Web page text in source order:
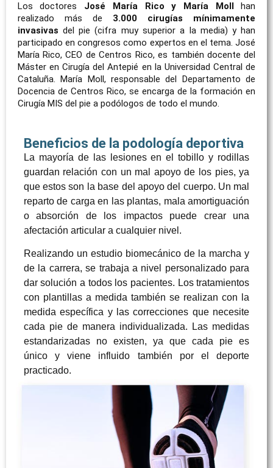
Los doctores José María Rico y María Moll
han
realizado más de 3.000 cirugías mínimamente
invasivas del pie (cifra muy superior a la media) y han
participado en congresos como expertos en el tema. José
María Rico, CEO de Centros Rico, es también docente del
Máster en Cirugía del Antepié en la Universidad Central de
Cataluña. María Moll, responsable del Departamento de
Docencia de Centros Rico, se encarga de la formación en
Cirugía MIS del pie a podólogos de todo el mundo.
Beneficios de la podología deportiva
La mayoría de las lesiones en el tobillo y rodillas
guardan relación con un mal apoyo de los pies, ya
que estos son la base del apoyo del cuerpo. Un mal
reparto de carga en las plantas, mala amortiguación
o absorción de los impactos puede crear una
afectación articular a cualquier nivel.
Realizando un estudio biomecánico de la marcha y
de la carrera, se trabaja a nivel personalizado para
dar solución a todos los pacientes. Los tratamientos
con plantillas a medida también se realizan con la
medida específica y las correcciones que necesite
cada pie de manera individualizada. Las medidas
estandarizadas no existen, ya que cada pie es
único y viene influido también por el deporte
practicado.